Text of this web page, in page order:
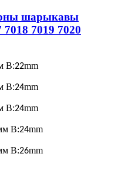
шарыкавы
7019 7020
B:22mm
B:24mm
B:24mm
B:24mm
B:26mm